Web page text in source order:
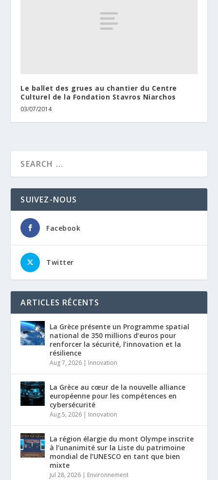
Le ballet des grues au chantier du Centre
Culturel de la Fondation Stavros Niarchos
03/07/2014
SUIVEZ-NOUS
Facebook
Twitter
ARTICLES RÉCENTS
La Grèce présente un Programme spatial
national de 350 millions d’euros pour
renforcer la sécurité, l’innovation et la
résilience
Aug 7, 2026 | Innovation
La Grèce au cœur de la nouvelle alliance
européenne pour les compétences en
cybersécurité
Aug 5, 2026 | Innovation
La région élargie du mont Olympe inscrite
à l’unanimité sur la Liste du patrimoine
mondial de l’UNESCO en tant que bien
mixte
Jul 28, 2026 | Environnement